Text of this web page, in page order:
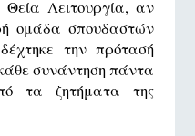
Λειτουργία, αν
ομάδα σπουδαστών
την πρότασή
συνάντηση πάντα
τα ζητήματα της